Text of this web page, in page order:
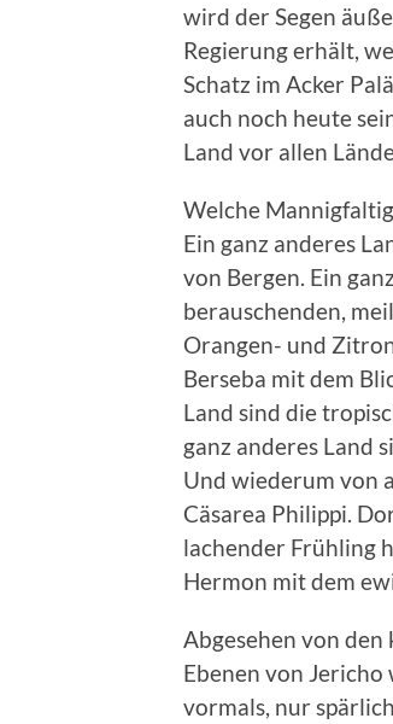
wird der Segen
Regierung erhält,
Schatz im Acker
auch noch heute
Land vor allen
Welche
Ein ganz anderes
von Bergen. Ein
berauschenden,
Orangen- und
Berseba mit dem
Land sind die
ganz anderes Land
Und wiederum von
Cäsarea Philippi.
lachender Frühling
Hermon mit dem
Abgesehen von
Ebenen von
vormals, nur